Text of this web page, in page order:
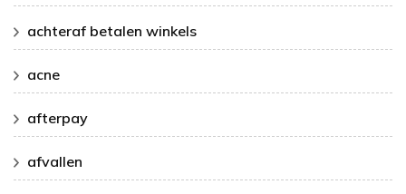
achteraf betalen winkels
acne
afterpay
afvallen